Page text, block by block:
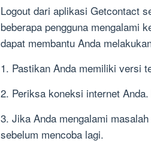
Logout dari aplikasi Getcontact
beberapa pengguna mengalami
dapat membantu Anda
1. Pastikan Anda memiliki versi
2. Periksa koneksi internet
3. Jika Anda mengalami
sebelum mencoba lagi.